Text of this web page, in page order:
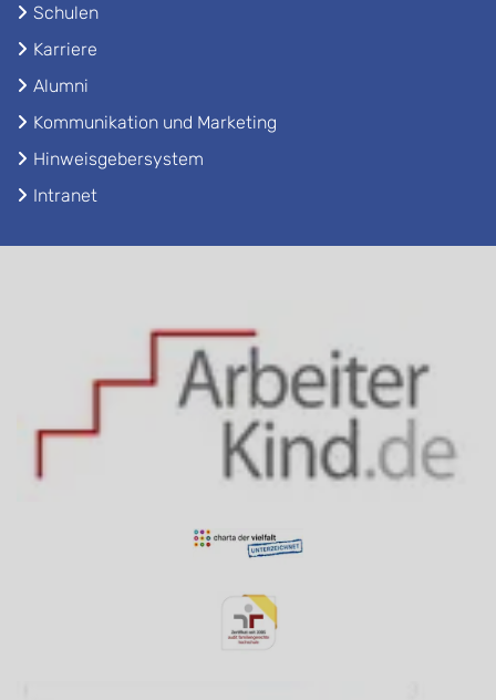
Schulen
Karriere
Alumni
Kommunikation und Marketing
Hinweisgebersystem
Intranet